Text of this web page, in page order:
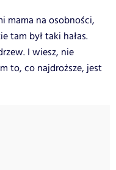
mama na osobności,
tam był taki hałas.
I wiesz, nie
to, co najdroższe, jest